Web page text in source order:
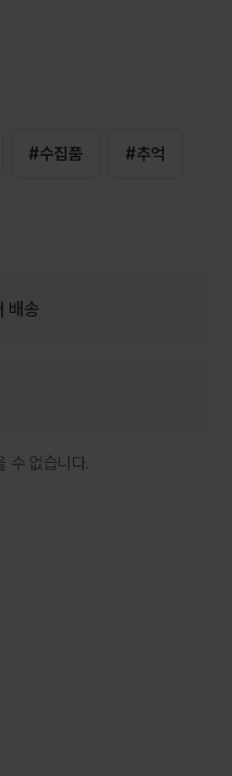
#수집품 #추억
배송
수 없습니다.